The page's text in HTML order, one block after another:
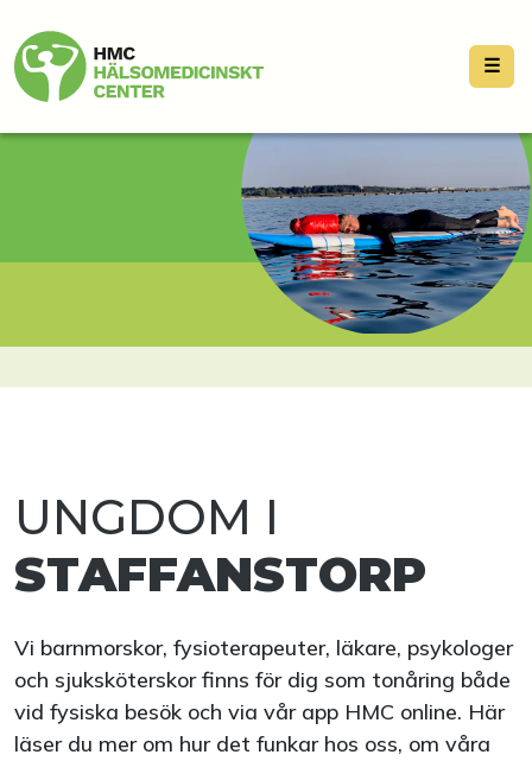
☰
UNGDOM I
STAFFANSTORP
Vi barnmorskor, fysioterapeuter, läkare, psykologer
och sjuksköterskor finns för dig som tonåring både
vid fysiska besök och via vår app HMC online. Här
läser du mer om hur det funkar hos oss, om våra